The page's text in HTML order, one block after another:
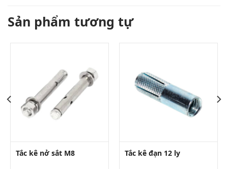
Sản phẩm tương tự
Tắc kê nở sắt M8 Tắc kê đạn 12 ly